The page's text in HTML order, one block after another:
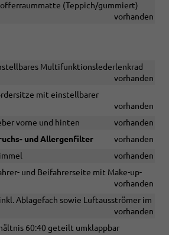
(Teppich/gummiert)
vorhanden
Multifunktionslederlenkrad
vorhanden
mit einstellbarer
vorhanden
vorne und hinten
vorhanden
und Allergenfilter
vorhanden
vorhanden
und Beifahrerseite mit Make-up-
vorhanden
Ablagefach sowie Luftausströmer im
vorhanden
60:40 geteilt umklappbar